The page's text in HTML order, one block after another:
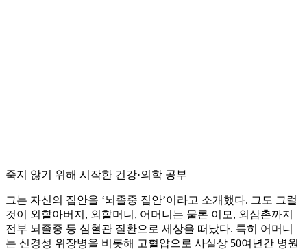
죽지 않기 위해 시작한 건강·의학 공부
그는 자신의 집안을 ‘뇌졸중 집안’이라고 소개했다. 그도 그럴
것이 외할아버지, 외할머니, 어머니는 물론 이모, 외삼촌까지
전부 뇌졸중 등 심혈관 질환으로 세상을 떠났다. 특히 어머니
는 신경성 위장병을 비롯해 고혈압으로 사실상 50여년간 병원